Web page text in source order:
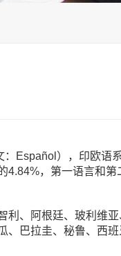
Español），印欧语
，第一语言和第
利、阿根廷、玻利维
、巴拉圭、秘鲁、西